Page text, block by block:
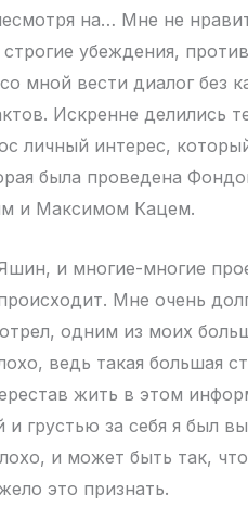
на… Мне не
строгие убеждения,
мной вести диалог без
Искренне делились
личный интерес,
была проведена
и Максимом Кацем.
и многие-многие
Мне очень
одним из моих
ведь такая большая
жить в этом
грустью за себя я был
и может быть так,
это признать.